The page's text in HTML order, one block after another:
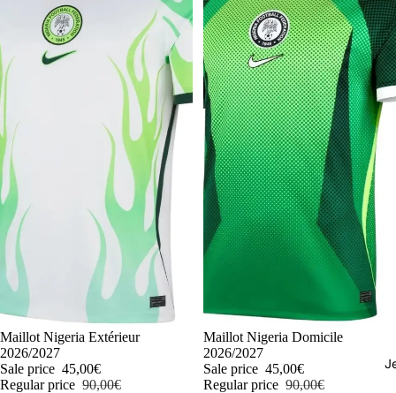
-50%
Maillot Nigeria Extérieur
2026/2027
Sale price 45,00€
Regular price 90,00€
-50%
Maillot Nigeria Domicile
2026/2027
Sale price 45,00€
Regular price 90,00€